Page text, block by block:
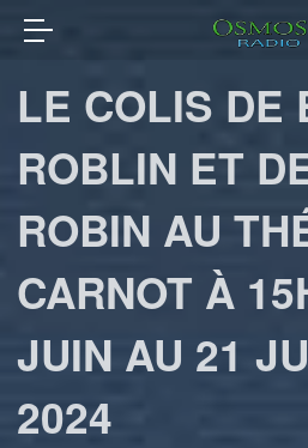
LE COLIS DE
ROBLIN ET
ROBIN AU
CARNOT À
JUIN AU 21
2024